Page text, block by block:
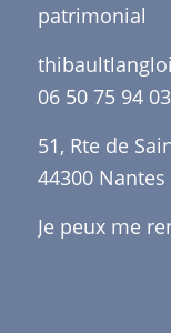
patrimonial
06 50 75 94 03
51, Rte de
44300 Nantes
Je peux me